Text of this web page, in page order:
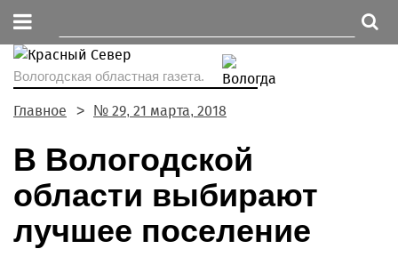
Вологодская областная газета.
Главное № 29, 21 марта, 2018
В Вологодской
области выбирают
лучшее поселение